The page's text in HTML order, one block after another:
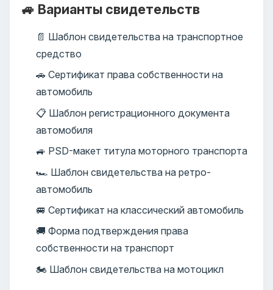
🚙 Варианты свидетельств
📄 Шаблон свидетельства на транспортное
средство
🚗 Сертификат права собственности на
автомобиль
📋 Шаблон регистрационного документа
автомобиля
🚙 PSD-макет титула моторного транспорта
🏎️ Шаблон свидетельства на ретро-
автомобиль
🚐 Сертификат на классический автомобиль
🚚 Форма подтверждения права
собственности на транспорт
🏍️ Шаблон свидетельства на мотоцикл